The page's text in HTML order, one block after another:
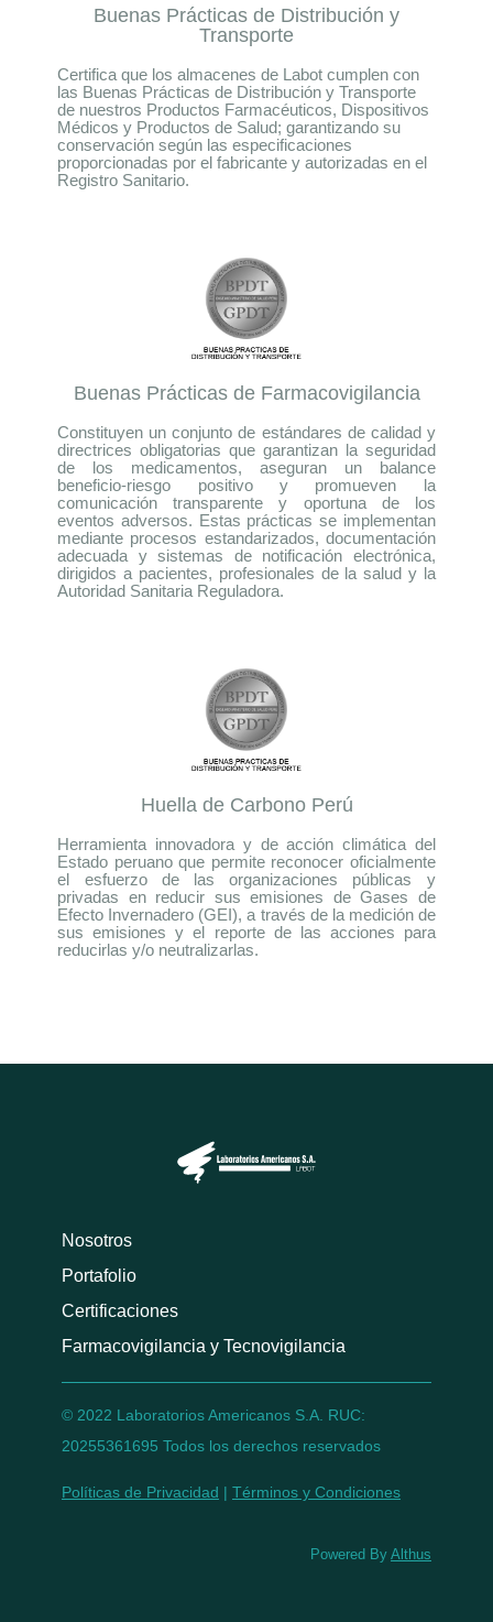
Buenas Prácticas de Distribución y
Transporte
Certifica que los almacenes de Labot cumplen con
las Buenas Prácticas de Distribución y Transporte
de nuestros Productos Farmacéuticos, Dispositivos
Médicos y Productos de Salud; garantizando su
conservación según las especificaciones
proporcionadas por el fabricante y autorizadas en el
Registro Sanitario.
Buenas Prácticas de Farmacovigilancia
Constituyen un conjunto de estándares de calidad y
directrices obligatorias que garantizan la seguridad
de los medicamentos, aseguran un balance
beneficio-riesgo positivo y promueven la
comunicación transparente y oportuna de los
eventos adversos. Estas prácticas se implementan
mediante procesos estandarizados, documentación
adecuada y sistemas de notificación electrónica,
dirigidos a pacientes, profesionales de la salud y la
Autoridad Sanitaria Reguladora.
Huella de Carbono Perú
Herramienta innovadora y de acción climática del
Estado peruano que permite reconocer oficialmente
el esfuerzo de las organizaciones públicas y
privadas en reducir sus emisiones de Gases de
Efecto Invernadero (GEI), a través de la medición de
sus emisiones y el reporte de las acciones para
reducirlas y/o neutralizarlas.
Nosotros
Portafolio
Certificaciones
Farmacovigilancia y Tecnovigilancia
© 2022 Laboratorios Americanos S.A. RUC:
20255361695 Todos los derechos reservados
Políticas de Privacidad | Términos y Condiciones
Powered By Althus